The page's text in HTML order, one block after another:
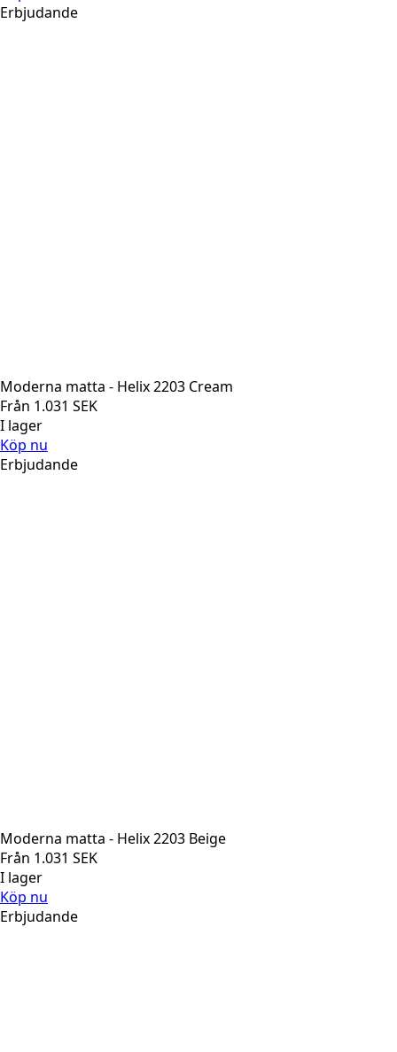
Erbjudande
Moderna matta - Helix 2203 Cream
Från 1.031 SEK
I lager
Köp nu
Erbjudande
Moderna matta - Helix 2203 Beige
Från 1.031 SEK
I lager
Köp nu
Erbjudande